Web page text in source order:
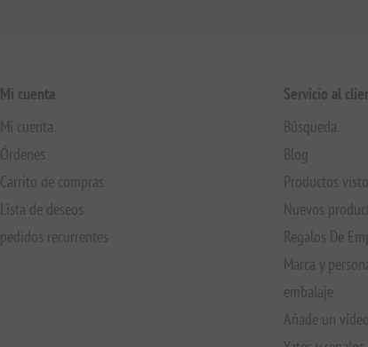
Mi cuenta
Mi cuenta
Órdenes
Carrito de compras
Lista de deseos
pedidos recurrentes
Servicio al
Búsqueda
Blog
Productos
Nuevos
Regalos De
Marca y
embalaje
Añade un